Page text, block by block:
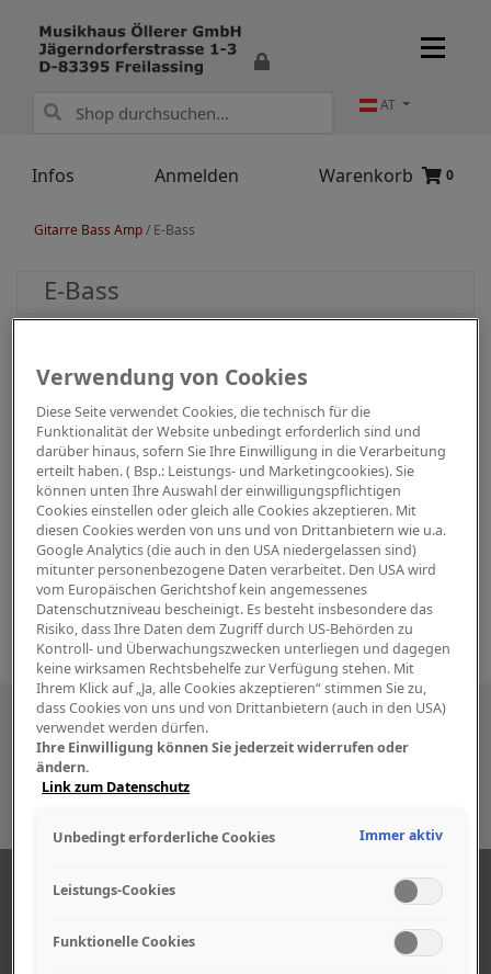
Infos Anmelden Warenkorb 0
AT
Gitarre Bass Amp/ E-Bass
E-Bass
Besuchen Sie uns auch in den sozialen
Medien
Verwendung von Cookies
Diese Seite verwendet Cookies, die technisch für die
Funktionalität der Website unbedingt erforderlich sind und
darüber hinaus, sofern Sie Ihre Einwilligung in die Verarbeitung
erteilt haben. ( Bsp.: Leistungs- und Marketingcookies). Sie
können unten Ihre Auswahl der einwilligungspflichtigen
Cookies einstellen oder gleich alle Cookies akzeptieren. Mit
diesen Cookies werden von uns und von Drittanbietern wie u.a.
Google Analytics (die auch in den USA niedergelassen sind)
mitunter personenbezogene Daten verarbeitet. Den USA wird
vom Europäischen Gerichtshof kein angemessenes
Datenschutzniveau bescheinigt. Es besteht insbesondere das
Risiko, dass Ihre Daten dem Zugriff durch US-Behörden zu
Kontroll- und Überwachungszwecken unterliegen und dagegen
keine wirksamen Rechtsbehelfe zur Verfügung stehen. Mit
Ihrem Klick auf „Ja, alle Cookies akzeptieren“ stimmen Sie zu,
dass Cookies von uns und von Drittanbietern (auch in den USA)
verwendet werden dürfen.
Ihre Einwilligung können Sie jederzeit widerrufen oder
ändern.
Link zum Datenschutz
Unbedingt erforderliche Cookies Immer aktiv
Leistungs-Cookies
Funktionelle Cookies